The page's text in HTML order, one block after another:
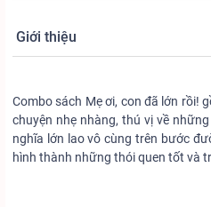
Giới thiệu
Combo sách Mẹ ơi, con đã lớn rồi!
chuyện nhẹ nhàng, thú vị về
nghĩa lớn lao vô cùng trên bước
hình thành những thói quen tốt và